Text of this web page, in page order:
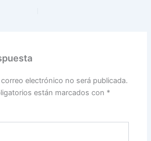
electrónico no será publicada.
están marcados con *